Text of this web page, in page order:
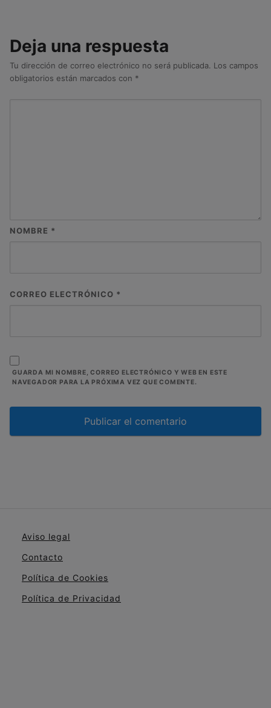
Deja una respuesta
Tu dirección de correo electrónico no será publicada. Los campos
obligatorios están marcados con *
NOMBRE *
CORREO ELECTRÓNICO *
GUARDA MI NOMBRE, CORREO ELECTRÓNICO Y WEB EN ESTE
NAVEGADOR PARA LA PRÓXIMA VEZ QUE COMENTE.
Aviso legal
Contacto
Política de Cookies
Política de Privacidad